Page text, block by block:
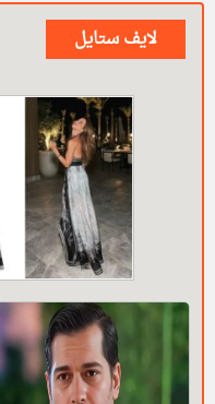
لايف ستايل